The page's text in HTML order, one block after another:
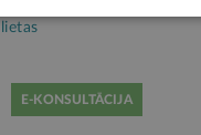
E-KONSULTĀCIJA